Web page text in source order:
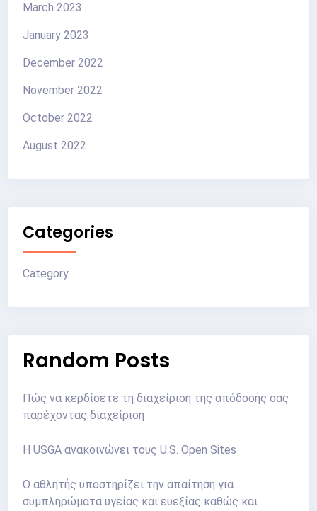
March 2023
January 2023
December 2022
November 2022
October 2022
August 2022
Categories
Category
Random Posts
Πώς να κερδίσετε τη διαχείριση της απόδοσής σας
παρέχοντας διαχείριση
Η USGA ανακοινώνει τους U.S. Open Sites
Ο αθλητής υποστηρίζει την απαίτηση για
συμπληρώματα υγείας και ευεξίας καθώς και